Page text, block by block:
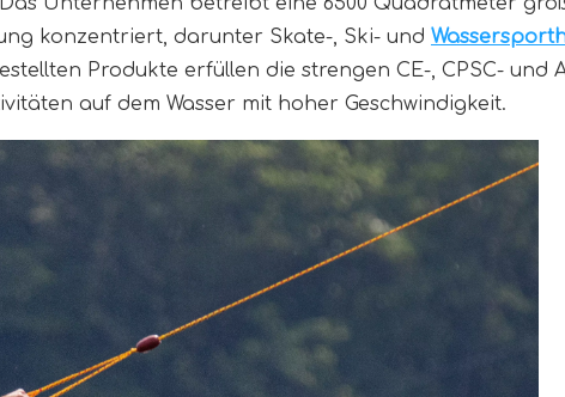
konzentriert, darunter Skate-, Ski- und
Produkte erfüllen die strengen CE-, CPSC- und
auf dem Wasser mit hoher Geschwindigkeit.